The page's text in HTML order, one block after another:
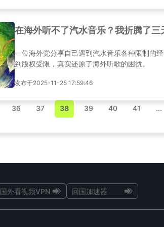
在海外听不了汽水音乐？我折腾了
一位海外党分享自己遇到汽水音乐各种限制的
到版权受限，真实还原了海外听歌的困扰。
发布于2025-11-25 17:59:46
36 37 38 39 40 41 ...
国外看视频VPN 回国加速器